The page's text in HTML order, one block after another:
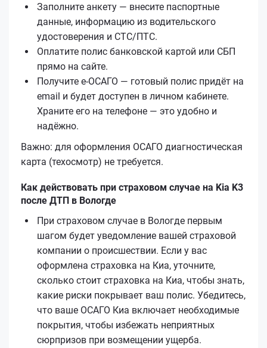
Заполните анкету — внесите паспортные
данные, информацию из водительского
удостоверения и СТС/ПТС.
Оплатите полис банковской картой или СБП
прямо на сайте.
Получите е‑ОСАГО — готовый полис придёт на
email и будет доступен в личном кабинете.
Храните его на телефоне — это удобно и
надёжно.
Важно: для оформления ОСАГО диагностическая
карта (техосмотр) не требуется.
Как действовать при страховом случае на Kia K3
после ДТП в Вологде
При страховом случае в Вологде первым
шагом будет уведомление вашей страховой
компании о происшествии. Если у вас
оформлена страховка на Киа, уточните,
сколько стоит страховка на Киа, чтобы знать,
какие риски покрывает ваш полис. Убедитесь,
что ваше ОСАГО Киа включает необходимые
покрытия, чтобы избежать неприятных
сюрпризов при возмещении ущерба.